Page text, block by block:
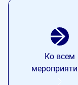
Ко всем